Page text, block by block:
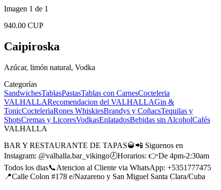
Imagen 1 de 1
940.00 CUP
Caipiroska
Azúcar, limón natural, Vodka
Categorías
SandwichesTablasPastasTablas con CarnesCocteleria
VALHALLARecomendacion del VALHALLAGin &
TonicCocteleriaRones WhiskiesBrandys y CoñacsTequilas y
ShotsCremas y LicoresVodkasEnlatadosBebidas sin AlcoholCafés
VALHALLA
BAR Y RESTAURANTE DE TAPAS🥃📲 Siguenos en
Instagram: @valhalla.bar_vikingo🕗Horarios: 👉De 4pm-2:30am
Todos los dias📞Atencion al Cliente via WhatsApp: +5351777475
📍Calle Colon #178 e/Nazareno y San Miguel Santa Clara/Cuba